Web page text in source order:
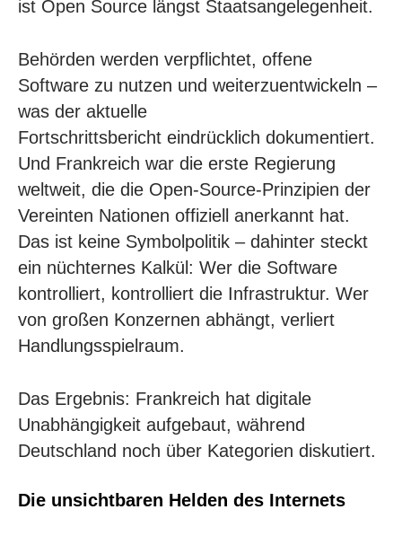
ist Open Source längst Staatsangelegenheit.
Behörden werden verpflichtet, offene
Software zu nutzen und weiterzuentwickeln –
was der aktuelle
Fortschrittsbericht eindrücklich dokumentiert.
Und Frankreich war die erste Regierung
weltweit, die die Open-Source-Prinzipien der
Vereinten Nationen offiziell anerkannt hat.
Das ist keine Symbolpolitik – dahinter steckt
ein nüchternes Kalkül: Wer die Software
kontrolliert, kontrolliert die Infrastruktur. Wer
von großen Konzernen abhängt, verliert
Handlungsspielraum.
Das Ergebnis: Frankreich hat digitale
Unabhängigkeit aufgebaut, während
Deutschland noch über Kategorien diskutiert.
Die unsichtbaren Helden des Internets